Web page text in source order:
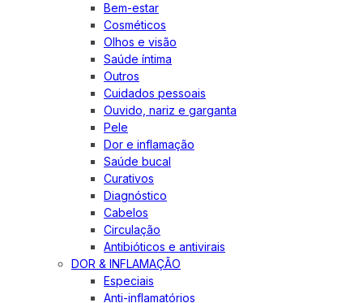
Bem-estar
Cosméticos
Olhos e visão
Saúde íntima
Outros
Cuidados pessoais
Ouvido, nariz e garganta
Pele
Dor e inflamação
Saúde bucal
Curativos
Diagnóstico
Cabelos
Circulação
Antibióticos e antivirais
DOR & INFLAMAÇÃO
Especiais
Anti-inflamatórios